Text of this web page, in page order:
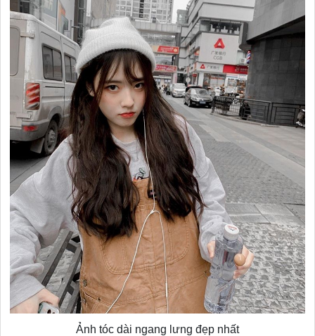
Ảnh tóc dài ngang lưng đẹp nhất